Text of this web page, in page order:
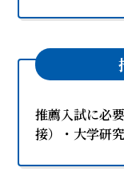
推薦入試に必
接）・大学研